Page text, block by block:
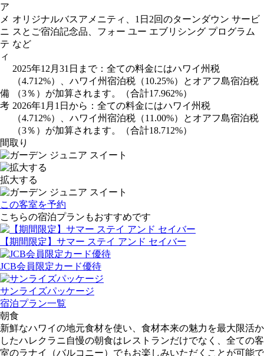
ア
メ
ニ
テ
ィ
オリジナルバスアメニティ、1日2回のターンダウン サービ
スとご宿泊記念品、フォー ユー エブリシング プログラム
など
備
考
2025年12月31日まで：全ての料金にはハワイ州税
（4.712%）、ハワイ州宿泊税（10.25%）とオアフ島宿泊税
（3％）が加算されます。（合計17.962%）
2026年1月1日から：全ての料金にはハワイ州税
（4.712%）、ハワイ州宿泊税（11.00%）とオアフ島宿泊税
（3％）が加算されます。（合計18.712%）
間取り
拡大する
この客室を予約
こちらの宿泊プランもおすすめです
【期間限定】サマー ステイ アンド セイバー
JCB会員限定カード優待
サンライズパッケージ
宿泊プラン一覧
朝食
新鮮なハワイの地元食材を使い、食材本来の魅力を最大限活か
したハレクラニ自慢の朝食はレストランだけでなく、全ての客
室のラナイ（バルコニー）でもお楽しみいただくことが可能で